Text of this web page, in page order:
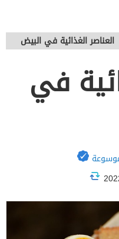
العناصر الغذائية في البيض
في